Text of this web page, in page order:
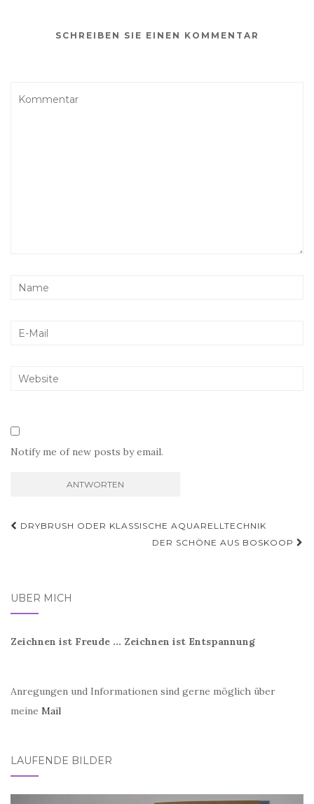
SCHREIBEN SIE EINEN KOMMENTAR
Notify me of new posts by email.
Beitragsnavigation
DRYBRUSH ODER KLASSISCHE AQUARELLTECHNIK
DER SCHÖNE AUS BOSKOOP
ÜBER MICH
Zeichnen ist Freude ... Zeichnen ist Entspannung
Anregungen und Informationen sind gerne möglich über
meine Mail
LAUFENDE BILDER